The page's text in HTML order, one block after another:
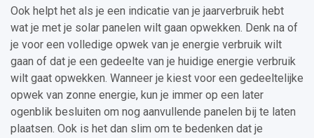
Ook helpt het als je een indicatie van je jaarverbruik hebt
wat je met je solar panelen wilt gaan opwekken. Denk na of
je voor een volledige opwek van je energie verbruik wilt
gaan of dat je een gedeelte van je huidige energie verbruik
wilt gaat opwekken. Wanneer je kiest voor een gedeeltelijke
opwek van zonne energie, kun je immer op een later
ogenblik besluiten om nog aanvullende panelen bij te laten
plaatsen. Ook is het dan slim om te bedenken dat je